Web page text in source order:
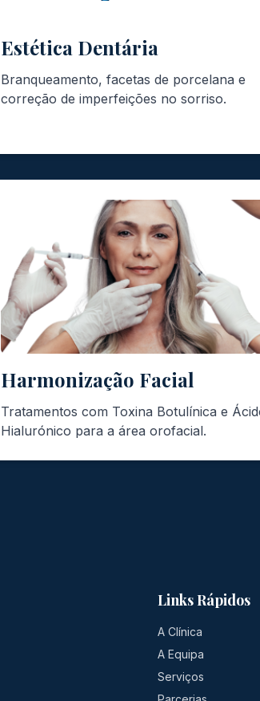
Estética Dentária
Branqueamento, facetas de porcelana e
correção de imperfeições no sorriso.
Harmonização Facial
Tratamentos com Toxina Botulínica e
Hialurónico para a área orofacial.
Links Rápidos
A Clínica
A Equipa
Serviços